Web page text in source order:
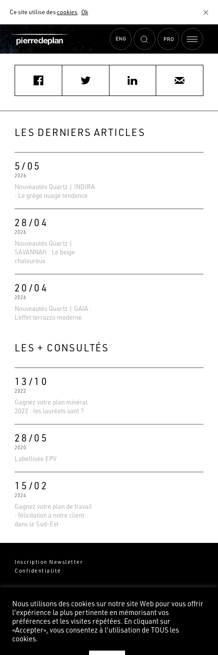
Ce site utilise descookies. Ok
AIDE AU CHOIX
Accueil Actualités Mijalo@aol.com
LES DERNIERS ARTICLES
5/05
2026
Nouveautés Quartz | INDIRA
: Le grège nuagé tendance
28/04
2026
Nouveautés Quartz |
SAVANNAH : Le beige
chaleureux
20/04
2026
Nouveautés Quartz | GAIA :
L’effet terrazzo moderne
LES + CONSULTÉS
13/10
2022
Gagnez votre plan minéral
2022 : les lauréats sont ?
28/05
2020
Labellisée EPV
15/02
2024
Gagnez votre plan de travail
: félicitation à notre client
dans le Sud-Est
Inscription Newsletter
Confidentialité
Groupe Pierredeplan
82100 Castelsarrasin
Basé sur 138 avis
Nous utilisons des cookies sur notre site Web pour vous offrir
l'expérience la plus pertinente en mémorisant vos
préférences et les visites répétées. En cliquant sur
«Accepter», vous consentez à l'utilisation de TOUS les
cookies.